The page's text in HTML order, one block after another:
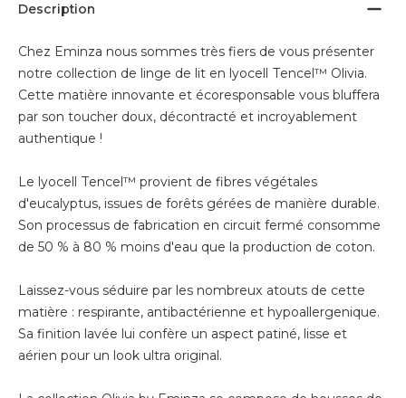
Description
Chez Eminza nous sommes très fiers de vous présenter
notre collection de linge de lit en lyocell Tencel™ Olivia.
Cette matière innovante et écoresponsable vous bluffera
par son toucher doux, décontracté et incroyablement
authentique !
Le lyocell Tencel™ provient de fibres végétales
d'eucalyptus, issues de forêts gérées de manière durable.
Son processus de fabrication en circuit fermé consomme
de 50 % à 80 % moins d'eau que la production de coton.
Laissez-vous séduire par les nombreux atouts de cette
matière : respirante, antibactérienne et hypoallergenique.
Sa finition lavée lui confère un aspect patiné, lisse et
aérien pour un look ultra original.